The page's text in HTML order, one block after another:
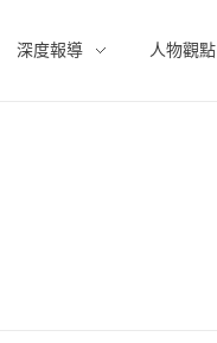
深度報導 人物觀點